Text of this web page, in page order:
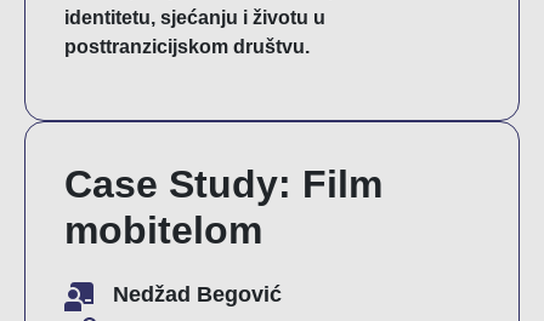
identitetu, sjećanju i životu u
posttranzicijskom društvu.
Case Study: Film
mobitelom
Nedžad Begović